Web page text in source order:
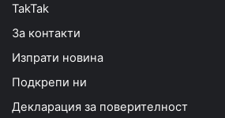
TakTak
За контакти
Изпрати новина
Подкрепи ни
Декларация за поверителност